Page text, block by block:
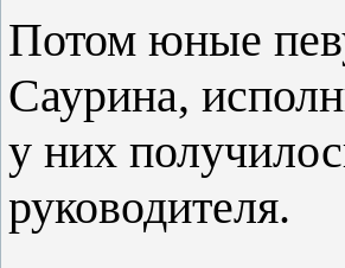
Потом юные
Саурина,
у них
руководителя.